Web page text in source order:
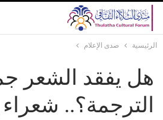
الرئيسية صدى الإعلام
هل يفقد الشعر
الترجمة؟..